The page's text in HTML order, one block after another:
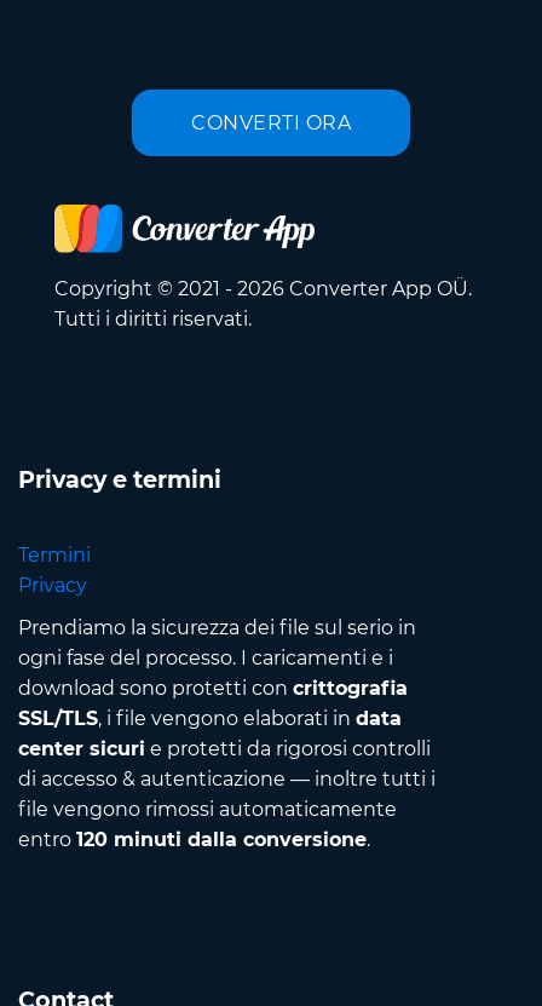
CONVERTI ORA
Copyright © 2021 - 2026 Converter App OÜ.
Tutti i diritti riservati.
Privacy e termini
Termini
Privacy
Prendiamo la sicurezza dei file sul serio in
ogni fase del processo. I caricamenti e i
download sono protetti con crittografia
SSL/TLS, i file vengono elaborati in data
center sicuri e protetti da rigorosi controlli
di accesso & autenticazione — inoltre tutti i
file vengono rimossi automaticamente
entro 120 minuti dalla conversione.
Contact